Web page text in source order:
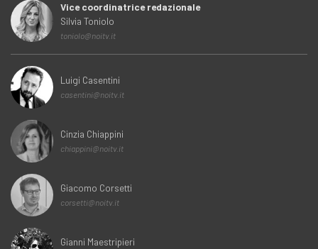
Vice coordinatrice redazionale
Silvia Toniolo
toniolo@noitv.it
Luigi Casentini
casentini@noitv.it
Cinzia Chiappini
chiappini@noitv.it
Giacomo Corsetti
corsetti@noitv.it
Gianni Maestripieri